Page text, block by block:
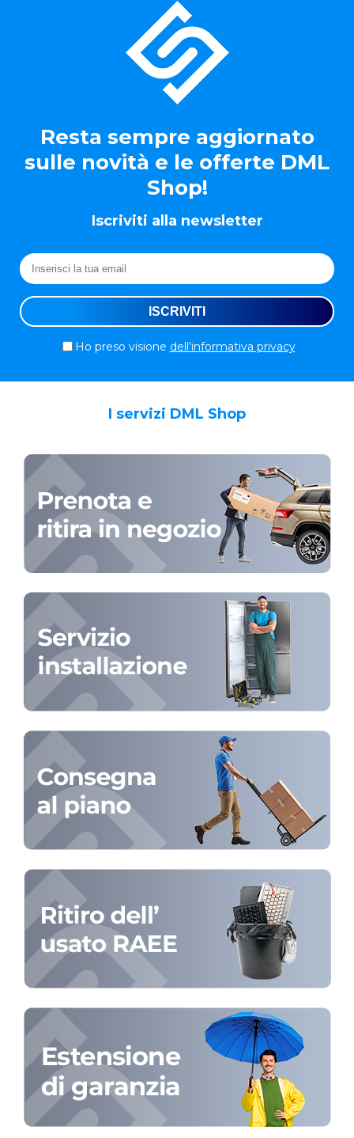
Resta sempre aggiornato
sulle novità e le offerte DML
Shop!
Iscriviti alla newsletter
Ho preso visione dell'informativa privacy
I servizi DML Shop